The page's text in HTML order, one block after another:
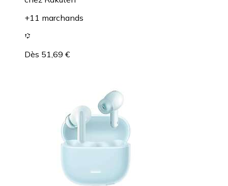
+11 marchands
Dès 51,69 €